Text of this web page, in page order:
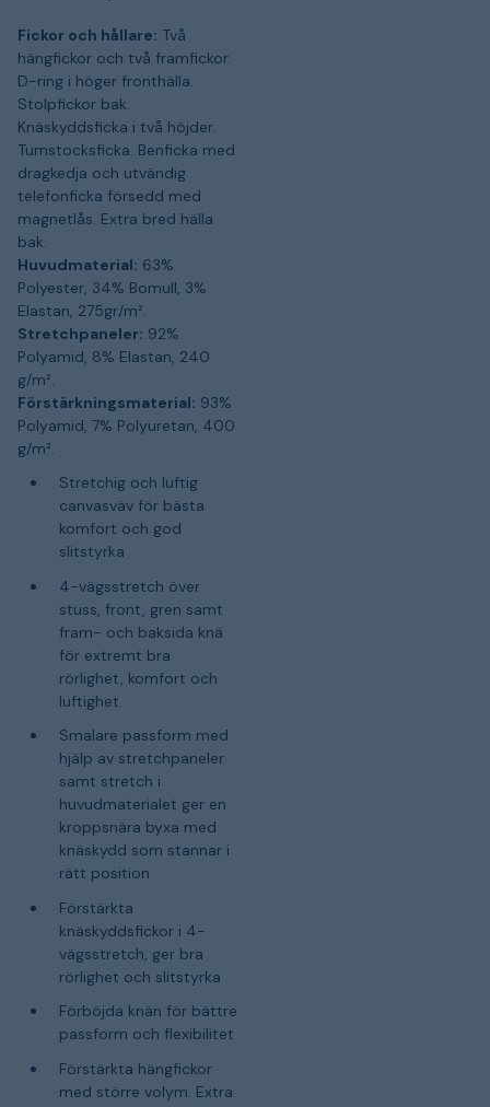
Fickor och hållare: Två
hängfickor och två framfickor.
D-ring i höger fronthälla.
Stolpfickor bak.
Knäskyddsficka i två höjder.
Tumstocksficka. Benficka med
dragkedja och utvändig
telefonficka försedd med
magnetlås. Extra bred hälla
bak.
Huvudmaterial: 63%
Polyester, 34% Bomull, 3%
Elastan, 275gr/m².
Stretchpaneler: 92%
Polyamid, 8% Elastan, 240
g/m².
Förstärkningsmaterial: 93%
Polyamid, 7% Polyuretan, 400
g/m².
Stretchig och luftig
canvasväv för bästa
komfort och god
slitstyrka
4-vägsstretch över
stuss, front, gren samt
fram- och baksida knä
för extremt bra
rörlighet, komfort och
luftighet
Smalare passform med
hjälp av stretchpaneler
samt stretch i
huvudmaterialet ger en
kroppsnära byxa med
knäskydd som stannar i
rätt position
Förstärkta
knäskyddsfickor i 4-
vägsstretch, ger bra
rörlighet och slitstyrka
Förböjda knän för bättre
passform och flexibilitet
Förstärkta hängfickor
med större volym. Extra